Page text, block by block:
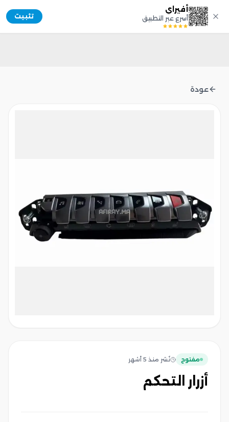
أفيراي
أسرع عبر التطبيق تثبيت Afiray
عودة
مفتوح نُشر منذ 5 أشهر
أزرار التحكم